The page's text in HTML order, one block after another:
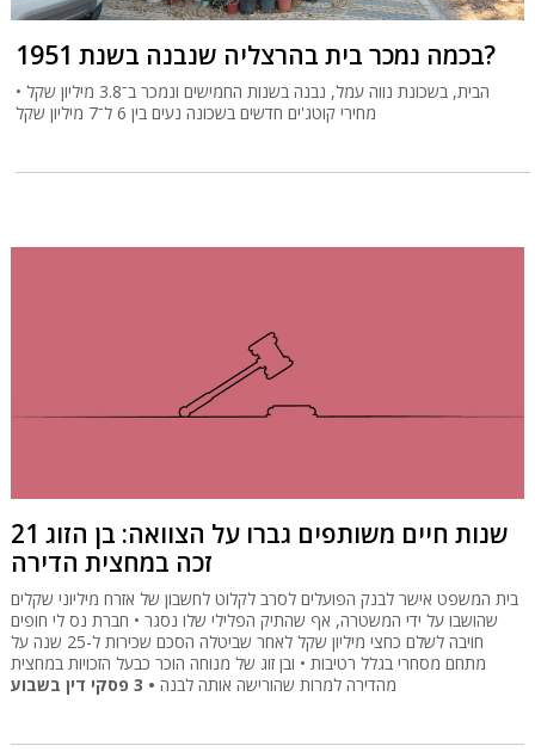
בכמה נמכר בית בהרצליה שנבנה בשנת 1951?
הבית, בשכונת נווה עמל, נבנה בשנות החמישים ונמכר ב־3.8 מיליון שקל •
מחירי קוטג'ים חדשים בשכונה נעים בין 6 ל־7 מיליון שקל
21 שנות חיים משותפים גברו על הצוואה: בן הזוג
זכה במחצית הדירה
בית המשפט אישר לבנק הפועלים לסרב לקלוט לחשבון של אזרח מיליוני שקלים
שהושבו על ידי המשטרה, אף שהתיק הפלילי שלו נסגר • חברת נס לי חופים
חויבה לשלם כחצי מיליון שקל לאחר שביטלה הסכם שכירות ל-25 שנה על
מתחם מסחרי בגלל רטיבות • ובן זוג של מנוחה הוכר כבעל הזכויות במחצית
מהדירה למרות שהורישה אותה לבנה